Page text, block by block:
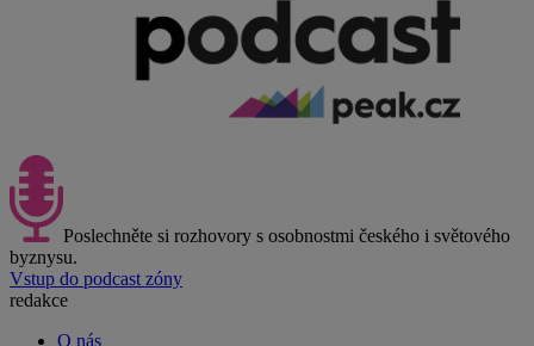
Poslechněte si rozhovory s osobnostmi českého i světového
byznysu.
Vstup do podcast zóny
redakce
O nás